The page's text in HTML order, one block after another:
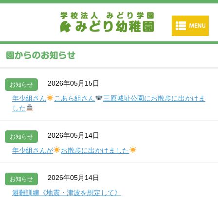
お知らせ
2026年05月15日
年少組さん
こあら組さん
三原城址公園にお散歩に出かけま
した
お知らせ
2026年05月14日
年少組さんが
お散歩に出かけました
お知らせ
2026年05月14日
避難訓練《地震・津波を想定して》